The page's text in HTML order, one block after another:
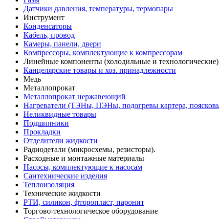
Датчики давления, температуры, термопары
Инструмент
Конденсаторы
Кабель, провод
Камеры, панели, двери
Компрессоры, комплектующие к компрессорам
Линейные компоненты (холодильные и технологические)
Канцелярские товары и хоз. принадлежности
Медь
Металлопрокат
Металлопрокат нержавеющий
Нагреватели (ТЭНы, ПЭНы, подогревы картера,
Неликвидные товары
Подшипники
Прокладки
Отделители жидкости
Радиодетали (микросхемы, резисторы).
Расходные и монтажные материалы
Насосы, комплектующие к насосам
Сантехнические изделия
Теплоизоляция
Технические жидкости
РТИ, силикон, фторопласт, паронит
Торгово-технологическое оборудование